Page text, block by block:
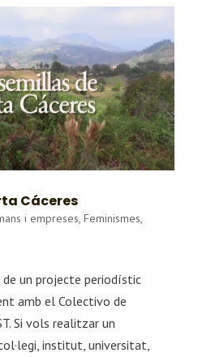
Cáceres
i empreses, Feminismes,
un projecte periodístic
amb el Colectivo de
Si vols realitzar un
institut, universitat,